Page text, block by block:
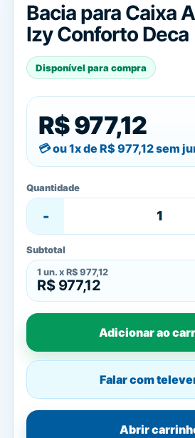
Bacia para Caixa
Izy Conforto Deca
Disponível para compra
R$ 977,12
ou 1x de R$ 977,12sem
Quantidade
-
Subtotal
1 un. x R$ 977,12
R$ 977,12
Adicionar ao
Falar com
Abrir